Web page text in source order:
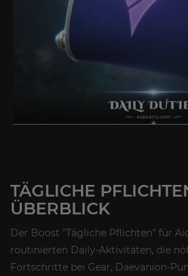
TÄGLICHE
ÜBERBLICK
Der Boost "Tägliche Pflichten" für
routinierten Daily-Aktivitäten, die
Fortschritte bei Gear, Daevanion-